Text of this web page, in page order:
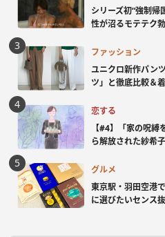
シリーズ初“強制
性が沼るモテテク
ファッション
ユニクロ新作パン
ツ」と徹底比較＆
恋する
【#4】「家の呪
ら解放された紗希
グルメ
東京駅・羽田空港
に選びたいセンス